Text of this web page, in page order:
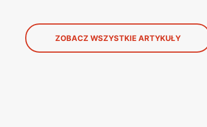
ZOBACZ WSZYSTKIE ARTYKUŁY